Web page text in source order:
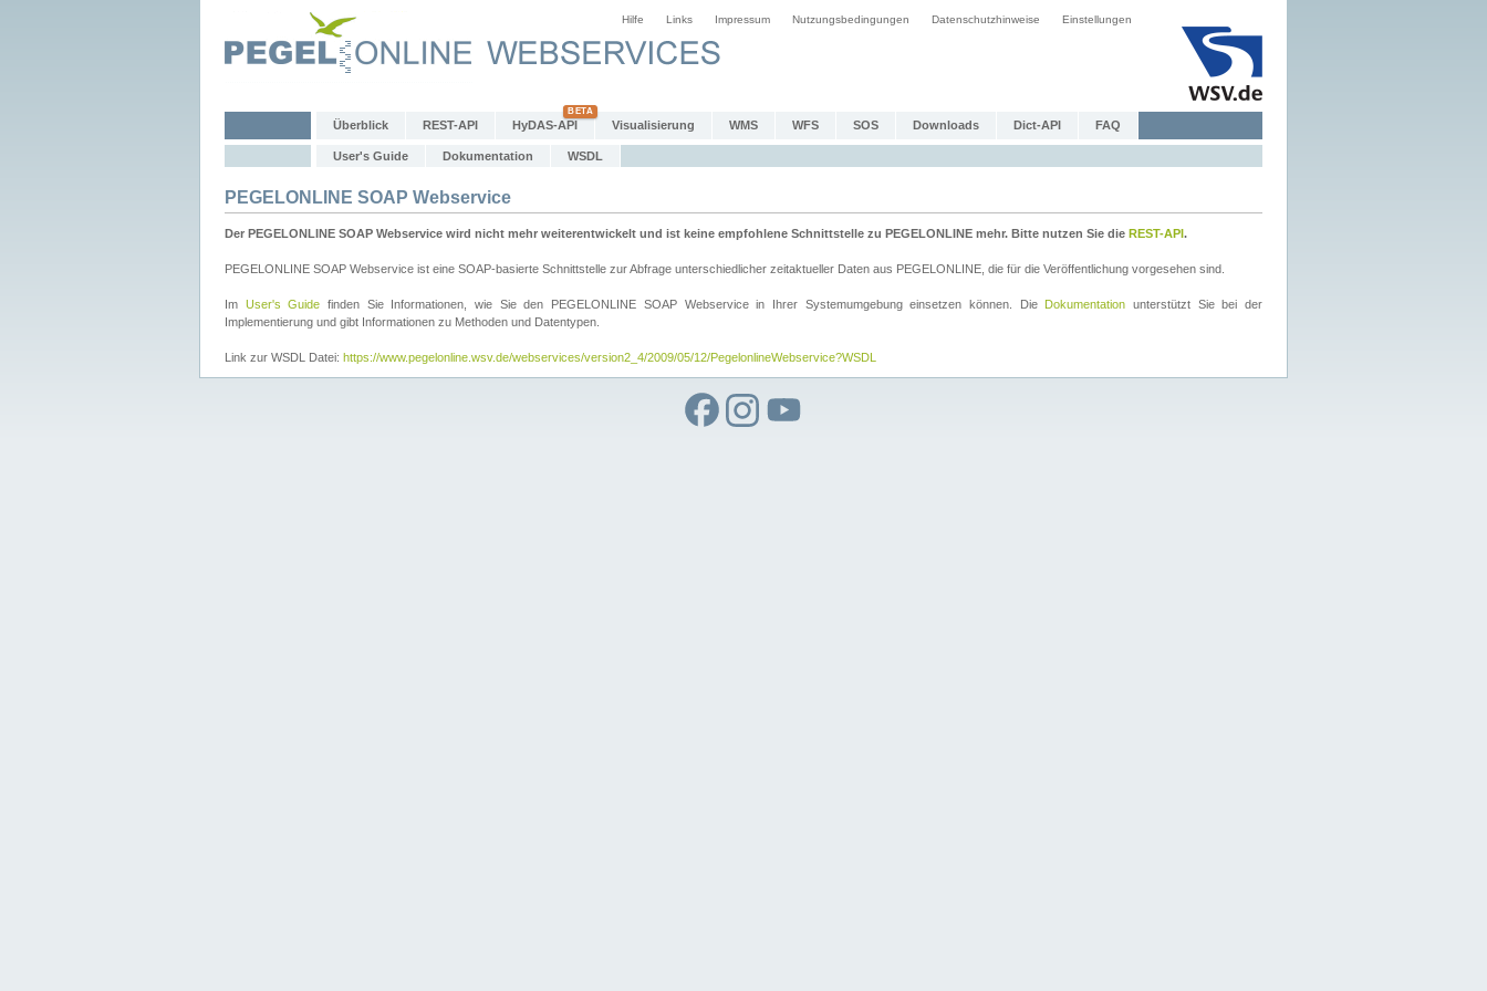
Hilfe Links Impressum Nutzungsbedingungen Datenschutzhinweise Einstellungen
Überblick REST-API HyDAS-API Visualisierung WMS WFS SOS Downloads Dict-API FAQ
User's Guide Dokumentation WSDL
PEGELONLINE SOAP Webservice
Der PEGELONLINE SOAP Webservice wird nicht mehr weiterentwickelt und ist keine empfohlene Schnittstelle zu PEGELONLINE mehr. Bitte nutzen Sie die REST-API.
PEGELONLINE SOAP Webservice ist eine SOAP-basierte Schnittstelle zur Abfrage unterschiedlicher zeitaktueller Daten aus PEGELONLINE, die für die Veröffentlichung vorgesehen sind.
Im User's Guide finden Sie Informationen, wie Sie den PEGELONLINE SOAP Webservice in Ihrer Systemumgebung einsetzen können. Die Dokumentation unterstützt Sie bei der
Implementierung und gibt Informationen zu Methoden und Datentypen.
Link zur WSDL Datei: https://www.pegelonline.wsv.de/webservices/version2_4/2009/05/12/PegelonlineWebservice?WSDL